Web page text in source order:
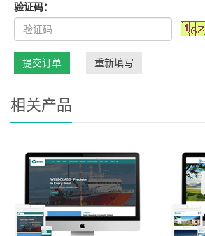
验证码：
提交订单 重新填写
相关产品